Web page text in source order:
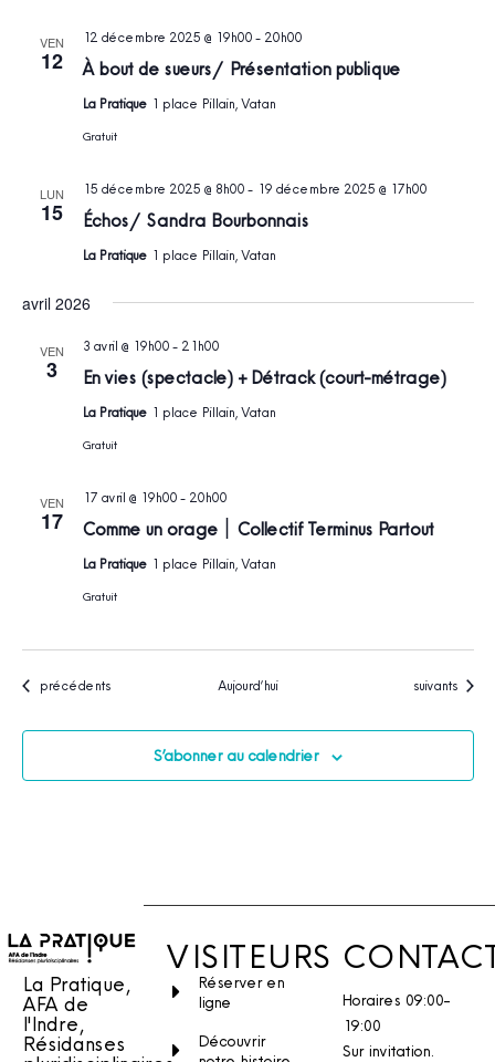
VEN
12 À bout de sueurs / Présentation publique
12 décembre 2025 @ 19h00- 20h00
La Pratique 1 place Pillain, Vatan
Gratuit
LUN
15 Échos / Sandra Bourbonnais
15 décembre 2025 @ 8h00- 19 décembre 2025 @ 17h00
La Pratique 1 place Pillain, Vatan
avril 2026
VEN
3 En vies (spectacle) + Détrack (court-métrage)
3 avril @ 19h00- 21h00
La Pratique 1 place Pillain, Vatan
Gratuit
VEN
17 Comme un orage ׀ Collectif Terminus Partout
17 avril @ 19h00- 20h00
La Pratique 1 place Pillain, Vatan
Gratuit
Évènements
précédents Aujourd’hui Évènements
suivants
S’abonner au calendrier
La Pratique,
AFA de
l'Indre,
Résidanses
VISITEURS
Réserver en
ligne
Découvrir
Horaires 09:00-
19:00
Sur invitation.